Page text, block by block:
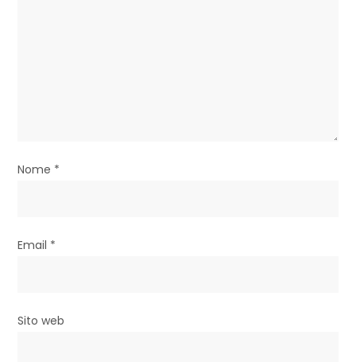
i
Nome *
Email *
Sito web